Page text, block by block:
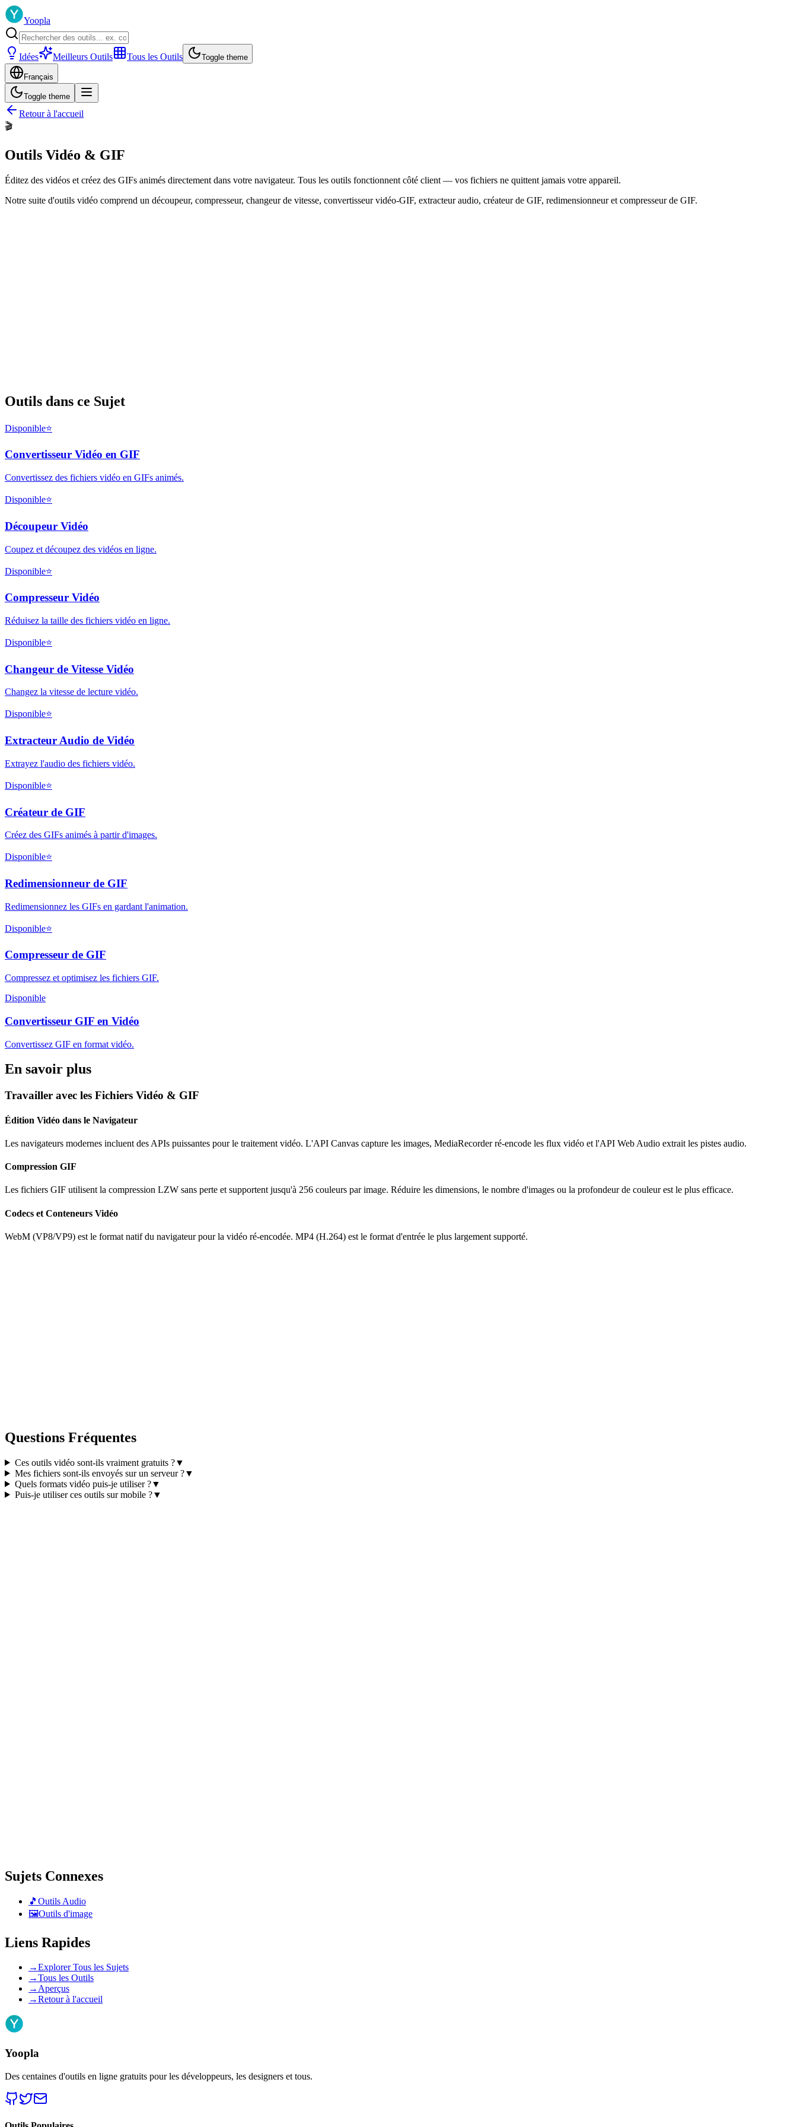
Yoopla
Idées Meilleurs Outils Tous les Outils Toggle theme
Français
Toggle theme
Retour à l'accueil
🎬
Outils Vidéo & GIF
Éditez des vidéos et créez des GIFs animés directement dans votre navigateur. Tous les outils fonctionnent côté client — vos fichiers ne quittent jamais votre appareil.
Notre suite d'outils vidéo comprend un découpeur, compresseur, changeur de vitesse, convertisseur vidéo-GIF, extracteur audio, créateur de GIF, redimensionneur et compresseur de GIF.
Outils dans ce Sujet
Disponible⭐
Convertisseur Vidéo en GIF
Convertissez des fichiers vidéo en GIFs animés.
Disponible⭐
Découpeur Vidéo
Coupez et découpez des vidéos en ligne.
Disponible⭐
Compresseur Vidéo
Réduisez la taille des fichiers vidéo en ligne.
Disponible⭐
Changeur de Vitesse Vidéo
Changez la vitesse de lecture vidéo.
Disponible⭐
Extracteur Audio de Vidéo
Extrayez l'audio des fichiers vidéo.
Disponible⭐
Créateur de GIF
Créez des GIFs animés à partir d'images.
Disponible⭐
Redimensionneur de GIF
Redimensionnez les GIFs en gardant l'animation.
Disponible⭐
Compresseur de GIF
Compressez et optimisez les fichiers GIF.
Disponible
Convertisseur GIF en Vidéo
Convertissez GIF en format vidéo.
En savoir plus
Travailler avec les Fichiers Vidéo & GIF
Édition Vidéo dans le Navigateur
Les navigateurs modernes incluent des APIs puissantes pour le traitement vidéo. L'API Canvas capture les images, MediaRecorder ré-encode les flux vidéo et l'API Web Audio extrait les pistes audio.
Compression GIF
Les fichiers GIF utilisent la compression LZW sans perte et supportent jusqu'à 256 couleurs par image. Réduire les dimensions, le nombre d'images ou la profondeur de couleur est le plus efficace.
Codecs et Conteneurs Vidéo
WebM (VP8/VP9) est le format natif du navigateur pour la vidéo ré-encodée. MP4 (H.264) est le format d'entrée le plus largement supporté.
Questions Fréquentes
Ces outils vidéo sont-ils vraiment gratuits ?▼
Mes fichiers sont-ils envoyés sur un serveur ?▼
Quels formats vidéo puis-je utiliser ?▼
Puis-je utiliser ces outils sur mobile ?▼
Sujets Connexes
🎵 Outils Audio
🖼️Outils d'image
Liens Rapides
→Explorer Tous les Sujets
→Tous les Outils
→Aperçus
→Retour à l'accueil
Yoopla
Des centaines d'outils en ligne gratuits pour les développeurs, les designers et tous.